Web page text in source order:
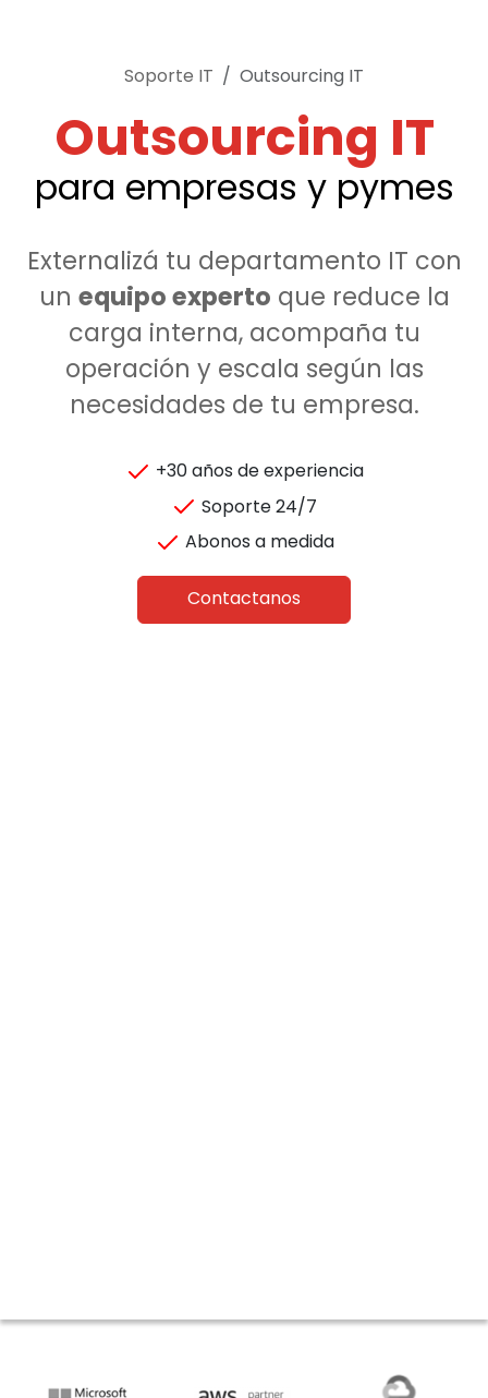
Soporte IT Outsourcing IT
Outsourcing IT
para empresas y pymes
Externalizá tu departamento IT con
un equipo experto que reduce la
carga interna, acompaña tu
operación y escala según las
necesidades de tu empresa.
+30 años de experiencia
Soporte 24/7
Abonos a medida
Contactanos